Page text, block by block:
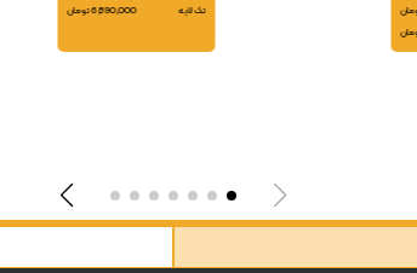
تک لایه 6,890,000 تومان